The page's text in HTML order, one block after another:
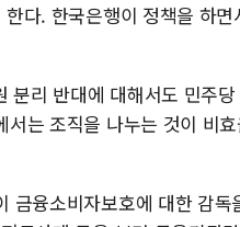
다. 한국은행이 정책을 하
분리 반대에 대해서도 민주
는 조직을 나누는 것이 비
금융소비자보호에 대한 감